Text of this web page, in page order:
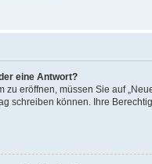
eine Antwort?
zu eröffnen, müssen Sie auf
schreiben können. Ihre